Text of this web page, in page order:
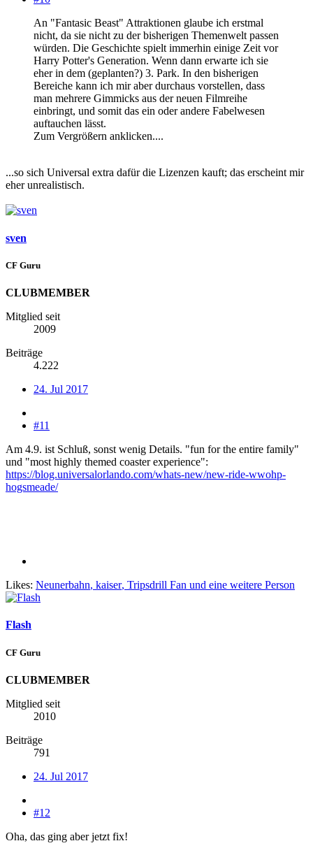
An "Fantasic Beast" Attraktionen glaube ich erstmal
nicht, da sie nicht zu der bisherigen Themenwelt passen
würden. Die Geschichte spielt immerhin einige Zeit vor
Harry Potter's Generation. Wenn dann erwarte ich sie
eher in dem (geplanten?) 3. Park. In den bisherigen
Bereiche kann ich mir aber durchaus vorstellen, dass
man mehrere Gimmicks aus der neuen Filmreihe
einbringt, und somit das ein oder andere Fabelwesen
auftauchen lässt.
Zum Vergrößern anklicken....
...so sich Universal extra dafür die Lizenzen kauft; das erscheint mir
eher unrealistisch.
sven
CF Guru
CLUBMEMBER
Mitglied seit
2009
Beiträge
4.222
24. Jul 2017
#11
Am 4.9. ist Schluß, sonst wenig Details. "fun for the entire family"
und "most highly themed coaster experience":
https://blog.universalorlando.com/whats-new/new-ride-wwohp-
hogsmeade/
Likes: Neunerbahn, kaiser, Tripsdrill Fan und eine weitere Person
Flash
CF Guru
CLUBMEMBER
Mitglied seit
2010
Beiträge
791
24. Jul 2017
#12
Oha, das ging aber jetzt fix!